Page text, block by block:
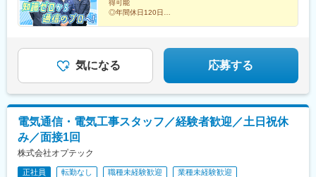
得可能
◎年間休日120日
◎長期休暇取得もOK！
気になる 応募する
電気通信・電気工事スタッフ／経験者歓迎／土日祝休
み／面接1回
株式会社オプテック
正社員 転勤なし 職種未経験歓迎 業種未経験歓迎